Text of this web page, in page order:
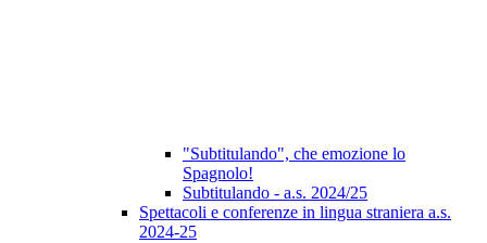
"Subtitulando", che emozione lo
Spagnolo!
Subtitulando - a.s. 2024/25
Spettacoli e conferenze in lingua straniera a.s.
2024-25